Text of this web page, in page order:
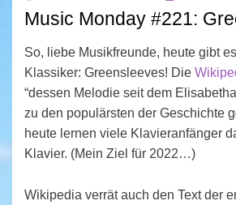
ON
Music Monday #221:
So, liebe Musikfreunde, heute gibt
Klassiker: Greensleeves! Die
“dessen Melodie seit dem
zu den populärsten der Geschichte
heute lernen viele Klavieranfänger
Klavier. (Mein Ziel für 2022…)
Wikipedia verrät auch den Text der